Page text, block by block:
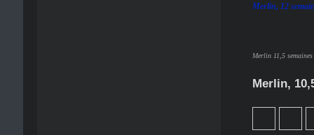
Merlin, 12
Merlin 11,5
Merlin,